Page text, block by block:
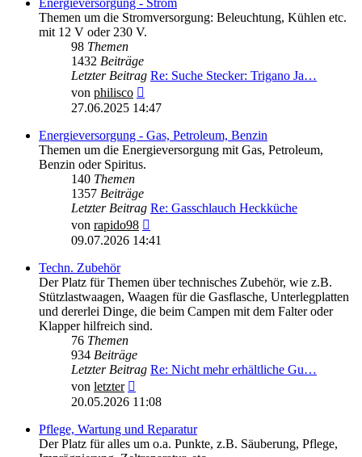
Energieversorgung - Strom
Themen um die Stromversorgung: Beleuchtung, Kühlen etc.
mit 12 V oder 230 V.
98 Themen
1432 Beiträge
Letzter Beitrag Re: Suche Stecker: Trigano Ja…
von philisco
Beitrag
27.06.2025 14:47
Energieversorgung - Gas, Petroleum, Benzin
Themen um die Energieversorgung mit Gas, Petroleum,
Benzin oder Spiritus.
140 Themen
1357 Beiträge
Letzter Beitrag Re: Gasschlauch Heckküche
von rapido98
Beitrag
09.07.2026 14:41
Techn. Zubehör
Der Platz für Themen über technisches Zubehör, wie z.B.
Stützlastwaagen, Waagen für die Gasflasche, Unterlegplatten
und dererlei Dinge, die beim Campen mit dem Falter oder
Klapper hilfreich sind.
76 Themen
934 Beiträge
Letzter Beitrag Re: Nicht mehr erhältliche Gu…
von letzter
Beitrag
20.05.2026 11:08
Pflege, Wartung und Reparatur
Der Platz für alles um o.a. Punkte, z.B. Säuberung, Pflege,